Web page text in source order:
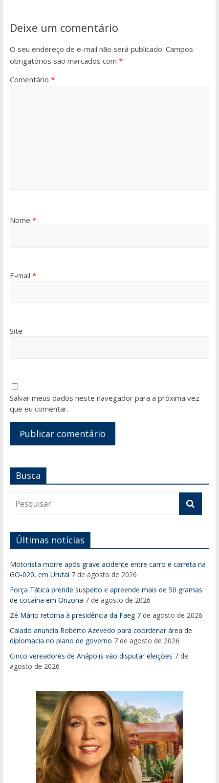
Deixe um comentário
O seu endereço de e-mail não será publicado. Campos
obrigatórios são marcados com *
Comentário *
Nome *
E-mail *
Site
Salvar meus dados neste navegador para a próxima vez
que eu comentar.
Busca
Últimas notícias
Motorista morre após grave acidente entre carro e carreta na
GO-020, em Urutaí 7 de agosto de 2026
Força Tática prende suspeito e apreende mais de 50 gramas
de cocaína em Orizona 7 de agosto de 2026
Zé Mário retorna à presidência da Faeg 7 de agosto de 2026
Caiado anuncia Roberto Azevedo para coordenar área de
diplomacia no plano de governo 7 de agosto de 2026
Cinco vereadores de Anápolis vão disputar eleições 7 de
agosto de 2026